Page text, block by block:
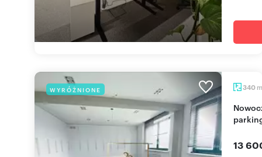
WYRÓŻNIONE 340 m
Nowoczesne biuro 340 m² z klimatyzacją i
13